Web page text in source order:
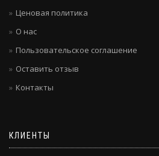
Ценовая политика
О нас
Пользовательское соглашение
Оставить отзыв
Контакты
КЛИЕНТЫ